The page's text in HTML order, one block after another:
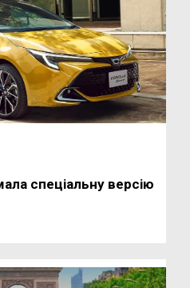
спеціальну версію